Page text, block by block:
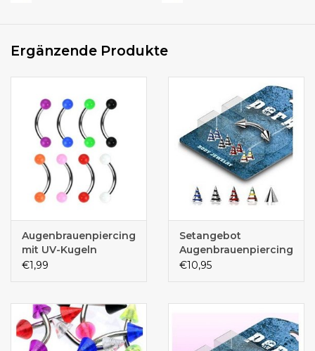
Ergänzende Produkte
Augenbrauenpiercing
mit UV-Kugeln
€1,99
Setangebot
Augenbrauenpiercing
€10,95